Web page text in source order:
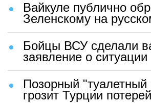
Вайкуле публично
Зеленскому на
Бойцы ВСУ сделали
заявление о
Позорный "туалетный
грозит Турции